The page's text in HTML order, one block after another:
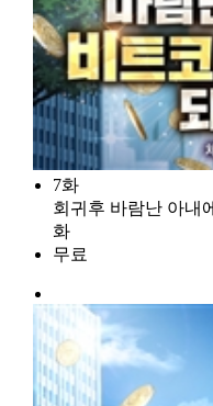
7화
회귀후 바람난 아내
화
무료